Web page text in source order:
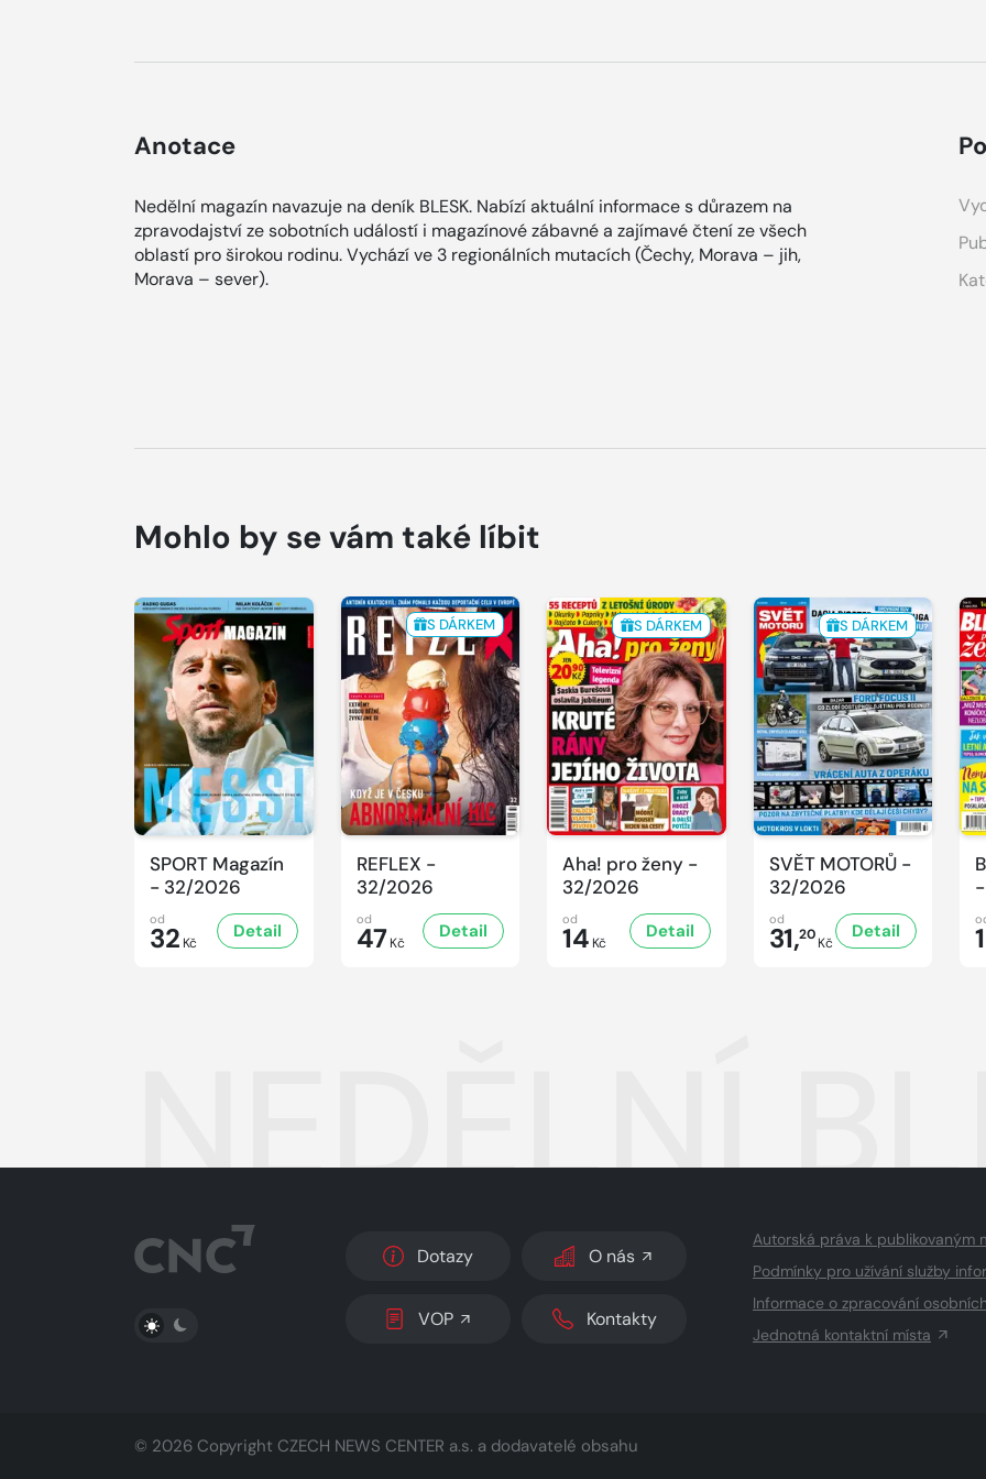
Anotace
Nedělní magazín navazuje na deník BLESK. Nabízí aktuální informace s důrazem na
zpravodajství ze sobotních událostí i magazínové zábavné a zajímavé čtení ze všech
oblastí pro širokou rodinu. Vychází ve 3 regionálních mutacích (Čechy, Morava – jih,
Morava – sever).
Mohlo by se vám také líbit
SPORT Magazín
- 32/2026
od
32 Kč
Detail
S DÁRKEM
REFLEX -
32/2026
od
47 Kč
Detail
S DÁRKEM
Aha! pro ženy -
32/2026
od
14 Kč
Detail
S DÁRKEM
SVĚT MOTORŮ -
32/2026
od
31,20Kč
Detail
NEDĚLNÍ
PŘEPNOUT SVĚTLÝ/TMAVÝ REŽIM
Dotazy O nás
VOP Kontakty
Autorská práva k publikovaným
Podmínky pro užívání služby
Informace o zpracování
Jednotná kontaktní místa
© 2026 Copyright CZECH NEWS CENTER a.s. a dodavatelé obsahu